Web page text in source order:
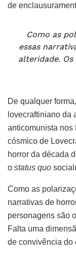
de
Como as
essas
alteridade. Os
De qualquer
lovecraftiniano da
anticomunista nos
cósmico de
horror da década
o status quo
Como as
narrativas de
personagens são
Falta uma
de convivência do